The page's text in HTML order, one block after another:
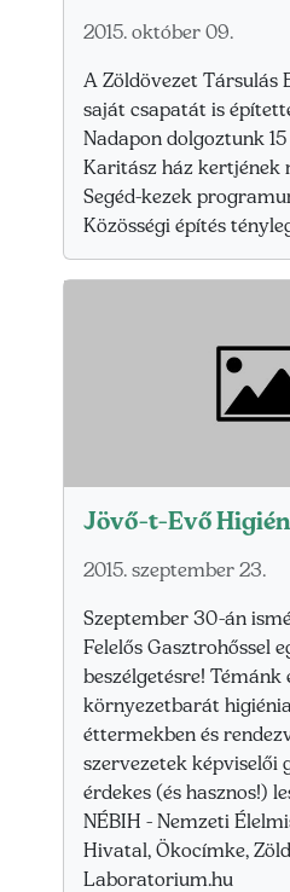
2015. október 09.
A Zöldövezet Társulás
saját csapatát is
Nadapon dolgoztunk
Karitász ház kertjének
Segéd-kezek
Közösségi építés
Jövő-t-Evő
2015. szeptember 23.
Szeptember 30-án
Felelős Gasztrohőssel
beszélgetésre! Témánk
környezetbarát
éttermekben és
szervezetek képviselői
érdekes (és hasznos!)
NÉBIH - Nemzeti
Hivatal, Ökocímke,
Laboratorium.hu